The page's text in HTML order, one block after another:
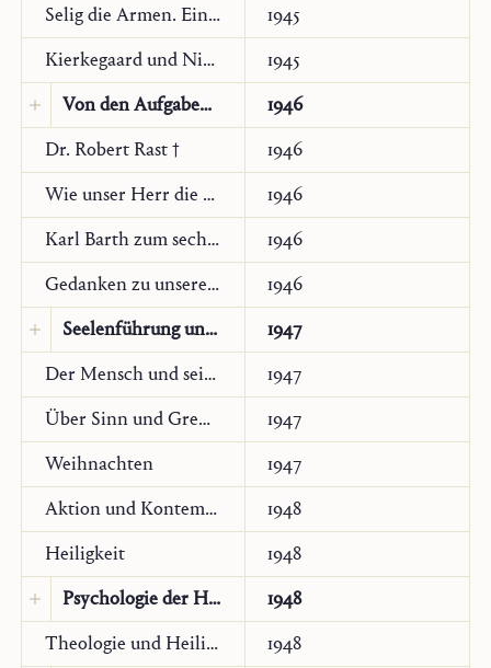
Selig die Armen. Eine Weihnachtsbetrachtung
1945
Kierkegaard und Nietzsche
1945
Von den Aufgaben der katholischen Philosophie in der Zeit
1946
Übersetzung:
Communio International Catholic Review
(Washington, Spring 1993), 147–187
Dr. Robert Rast †
1946
Wie unser Herr die Akademiker nimmt. Kleine Ansprache auf Pauli Bekehrung
1946
Karl Barth zum sechzigsten Geburtstag
1946
Gedanken zu unserem Umschlagbild
1946
Seelenführung und Mystik
1947
Original: Deutsch
Der Mensch und sein Auftrag
1947
Über Sinn und Grenzen christlicher Kontroverse
1947
Weihnachten
1947
Aktion und Kontemplation
1948
Heiligkeit
1948
Psychologie der Heiligen?
1948
Original: Deutsch
Theologie und Heiligkeit
1948